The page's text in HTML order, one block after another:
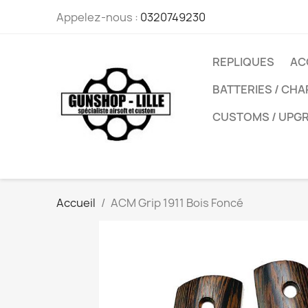
Appelez-nous : 0320749230
REPLIQUES
BATTERIES /
CUSTOMS /
Accueil ACM Grip 1911 Bois Foncé